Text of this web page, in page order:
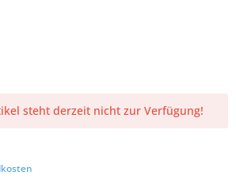
steht derzeit nicht zur Verfügung!